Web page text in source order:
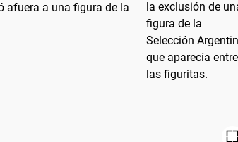
afuera a una figura de la